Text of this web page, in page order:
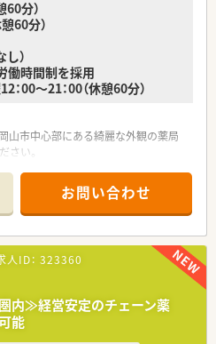
も様々です。職員の知識の向上と、ス
会を重ねています。学会などは自由参
60分）
60分）
）
働時間制を採用
00～21：00（休憩60分）
山市中心部にある綺麗な外観の薬局
い。
コードを利用しており、自動散薬分
錠剤分包機もあります。調剤設備を整
ード化に成功しています。
薬指導、薬剤情報の提供など
需しています。応需処方箋枚数は125
しています。
お問い合わせ
ID： 323360
内≫経営安定のチェーン薬
能